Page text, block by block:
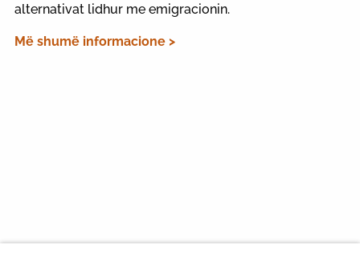
alternativat lidhur me emigracionin.
Më shumë informacione >